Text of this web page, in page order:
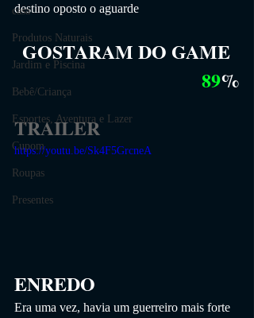
casa
Produtos Naturais
Jardim e Piscina
Bebê/Criança
Esportes, Aventura e Lazer
Cupom
Roupas
Presentes
destino oposto o aguarde
GOSTARAM DO GAME
89%
TRAILER
https://youtu.be/Sk4F5GrcneA
ENREDO
Era uma vez, havia um guerreiro mais forte